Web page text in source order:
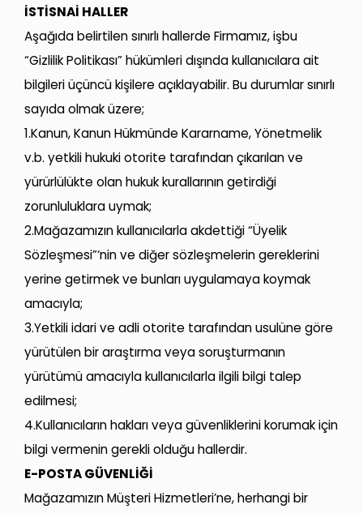
İSTİSNAİ HALLER
Aşağıda belirtilen sınırlı hallerde Firmamız, işbu
“Gizlilik Politikası” hükümleri dışında kullanıcılara ait
bilgileri üçüncü kişilere açıklayabilir. Bu durumlar sınırlı
sayıda olmak üzere;
1.Kanun, Kanun Hükmünde Kararname, Yönetmelik
v.b. yetkili hukuki otorite tarafından çıkarılan ve
yürürlülükte olan hukuk kurallarının getirdiği
zorunluluklara uymak;
2.Mağazamızın kullanıcılarla akdettiği “Üyelik
Sözleşmesi”‘nin ve diğer sözleşmelerin gereklerini
yerine getirmek ve bunları uygulamaya koymak
amacıyla;
3.Yetkili idari ve adli otorite tarafından usulüne göre
yürütülen bir araştırma veya soruşturmanın
yürütümü amacıyla kullanıcılarla ilgili bilgi talep
edilmesi;
4.Kullanıcıların hakları veya güvenliklerini korumak için
bilgi vermenin gerekli olduğu hallerdir.
E-POSTA GÜVENLİĞİ
Mağazamızın Müşteri Hizmetleri’ne, herhangi bir